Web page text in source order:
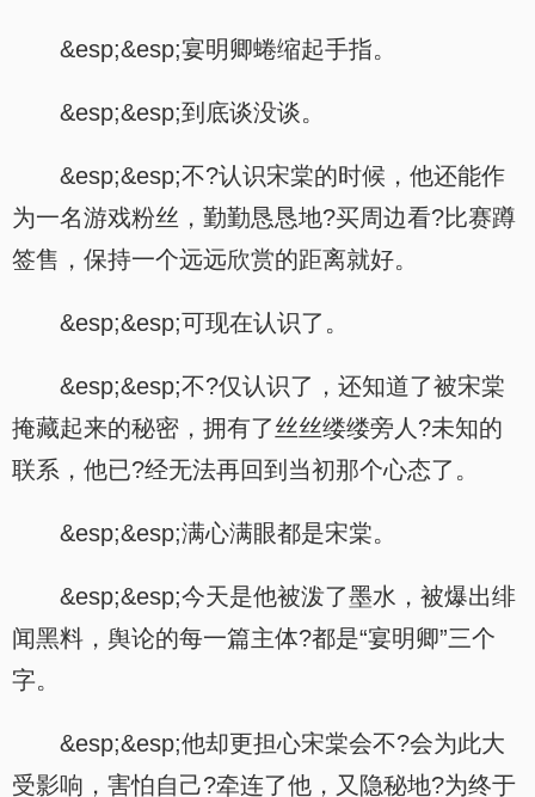
&esp;&esp;宴明卿蜷缩起手指。
&esp;&esp;到底谈没谈。
&esp;&esp;不?认识宋棠的时候，他还能作
为一名游戏粉丝，勤勤恳恳地?买周边看?比赛蹲
签售，保持一个远远欣赏的距离就好。
&esp;&esp;可现在认识了。
&esp;&esp;不?仅认识了，还知道了被宋棠
掩藏起来的秘密，拥有了丝丝缕缕旁人?未知的
联系，他已?经无法再回到当初那个心态了。
&esp;&esp;满心满眼都是宋棠。
&esp;&esp;今天是他被泼了墨水，被爆出绯
闻黑料，舆论的每一篇主体?都是“宴明卿”三个
字。
&esp;&esp;他却更担心宋棠会不?会为此大
受影响，害怕自己?牵连了他，又隐秘地?为终于